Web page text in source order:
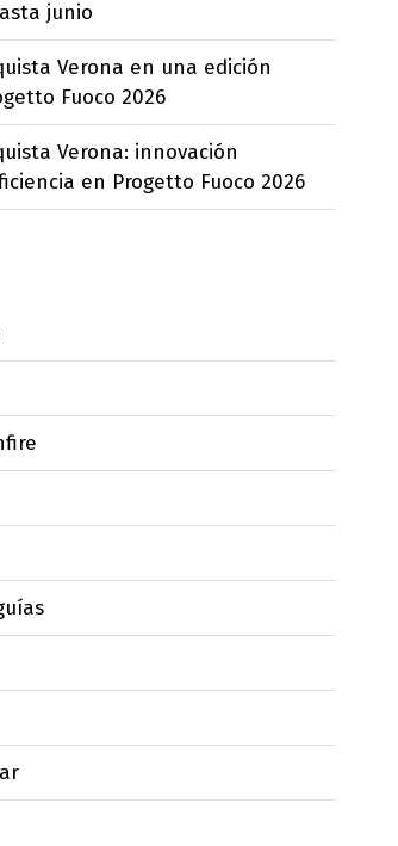
junio
Verona en una edición
Fuoco 2026
Verona: innovación
en Progetto Fuoco 2026